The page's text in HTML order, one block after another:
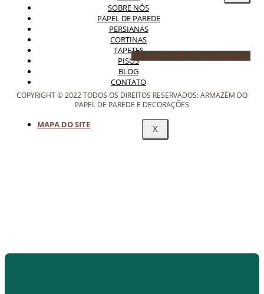
SOBRE NÓS
PAPEL DE PAREDE
PERSIANAS
CORTINAS
TAPETES
PISOS
BLOG
CONTATO
X
Icon-facebook Icon-instagram-1
COPYRIGHT © 2022 TODOS OS DIREITOS RESERVADOS: ARMAZÉM DO
PAPEL DE PAREDE E DECORAÇÕES
MAPA DO SITE